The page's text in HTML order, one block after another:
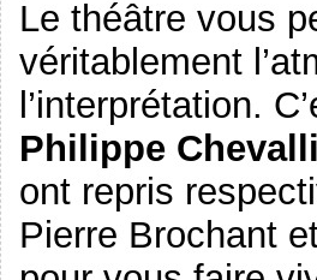
Le théâtre vous
véritablement
l’interprétation.
Philippe
ont repris
Pierre Brochant